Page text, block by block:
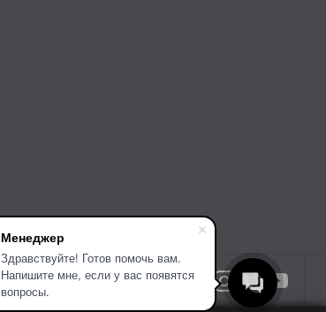
Менеджер
Здравствуйте! Готов помочь вам.
Напишите мне, если у вас появятся
вопросы.